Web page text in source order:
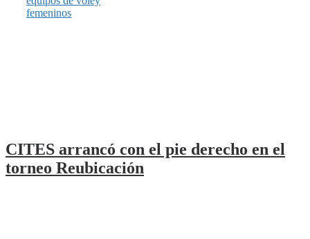
femeninos
CITES arrancó con el pie derecho en el
torneo Reubicación